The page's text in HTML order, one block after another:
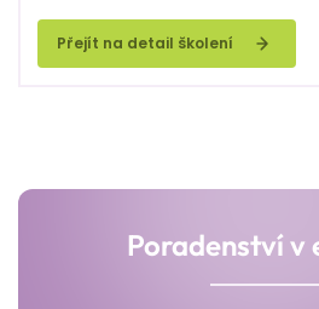
této souvislosti stavebníky trápí
problémů, např. při nakládání s
vznikajícími ve stavebnictví.
Přejít na detail školení
Poradenství v